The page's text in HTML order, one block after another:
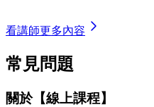
看講師更多內容
常見問題
關於【線上課程】